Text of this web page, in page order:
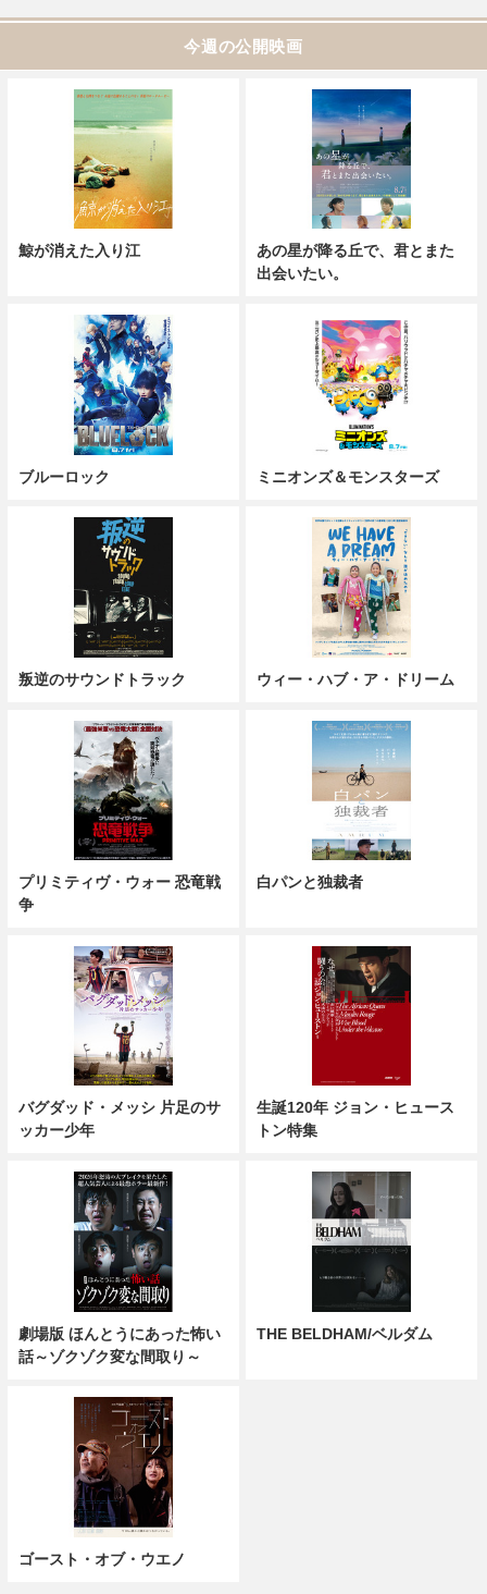
今週の公開映画
鯨が消えた入り江
あの星が降る丘で、君とまた
出会いたい。
ブルーロック ミニオンズ＆モンスターズ
叛逆のサウンドトラック ウィー・ハブ・ア・ドリーム
プリミティヴ・ウォー 恐竜戦
争
白パンと独裁者
バグダッド・メッシ 片足のサ
ッカー少年
生誕120年 ジョン・ヒュース
トン特集
劇場版 ほんとうにあった怖い
話～ゾクゾク変な間取り～
THE BELDHAM/ベルダム
ゴースト・オブ・ウエノ